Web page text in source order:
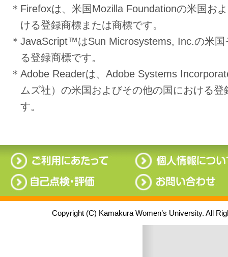
＊Firefoxは、米国Mozilla Foundationの米国お
ける登録商標または商標です。
＊JavaScript™はSun Microsystems, Inc.の米
る登録商標です。
＊Adobe Readerは、Adobe Systems
ムズ社）の米国およびその他の国における
す。
Copyright (C) Kamakura Women’s University. All